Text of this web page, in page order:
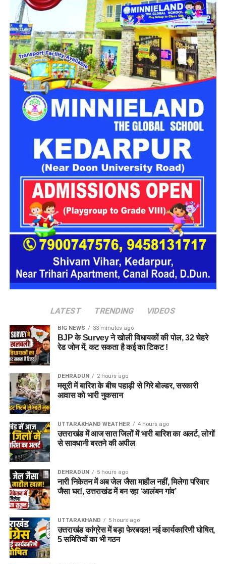
नारी निकेतन में रहने वाली महिलाओं और बच्चों को सुरक्षित माहौल के साथ-
साथ घर जैसा अपनापन और स्वतंत्रता देना है।
उत्तराखंड में बन रहा ‘आलंबन गांव’
महिला सशक्तिकरण एवं बाल विकास विभागके निदेशक आईएएस बंशीलाल
राणा के मुताबिक, नारी निकेतन में आने वाली कई महिलाएं और बच्चे खुद को
एक बंद संस्थान या जेल जैसी जगह पर महसूस करते हैं। यही वजह है कि
कई बार बच्चे वहां से निकलने या भागने की कोशिश तक करने लगते हैं।
इसी समस्या को ध्यान में रखते हुए विभाग अब ऐसा इंफ्रास्ट्रक्चर तैयार
करने की दिशा में काम कर रहा है, जहां रहने वाले लोगों को संस्थागत माहौल
के बजाय परिवार जैसा वातावरण मिल सके।
16 घरों में मिलेगा परिवार जैसा माहौल
प्रस्तावित आलंबन गांव में कॉटेज और छोटे घर विकसित किए जाएंगे। यहां
एक परिवार की तर्ज पर लोगों को रखा जाएगा। योजना के मुताबिक, एक
यूनिट में करीब दो महिलाएं, चार बच्चे और एक किशोरी को शामिल किया
जाएगा। इस तरह उन्हें एक परिवार की तरह साथ रहने का अवसर मिलेगा।
हर यूनिट में अलग किचन जैसी सुविधाएं भी होंगी, ताकि वहां रहने वाली
महिलाओं और बच्चों को रोजमर्रा के जीवन में ज्यादा स्वतंत्रता और जिम्मेदारी
का अनुभव हो सके। प्रस्तावित परिसर में कुल 16 घर विकसित किए
जाएंगे, जिनमें करीब 88 लोगों के रहने की व्यवस्था होगी।
जेल नहीं, रेजिडेंशियल कॉम्प्लेक्स जैसा
होगा माहौल
आलंबन गांव की सबसे खास बात यही होगी कि यहां रहने वाली महिलाओं
और बच्चों को यह महसूस न हो कि वे किसी जेल या बंद संस्थान में रह रहे
हैं। इसके बजाय पूरा परिसर एक रेजिडेंशियल कॉम्प्लेक्स की तरह विकसित
किया जाएगा, जहां सुरक्षा के साथ रहने, पढ़ाई, दैनिक जीवन और सामाजिक
विकास से जुड़ी सुविधाएं उपलब्ध होंगी।
परिसर को आधुनिक सुविधाओं से लैस करने की योजना है। यहां आंगनबाड़ी
LATEST TRENDING VIDEOS
BIG NEWS 33 minutes ago
BJP के Survey ने खोली विधायकों की पोल, 32 चेहरे
रेड जोन में, कट सकता है कई का टिकट !
DEHRADUN 2 hours ago
मसूरी में बारिश के बीच पहाड़ी से गिरे बोल्डर, सरकारी
आवास को भारी नुकसान
UTTARAKHAND WEATHER 4 hours ago
उत्तराखंड में आज सात जिलों में भारी बारिश का अलर्ट, लोगों
से सावधानी बरतने की अपील
DEHRADUN 5 hours ago
नारी निकेतन में अब जेल जैसा माहौल नहीं, मिलेगा परिवार
जैसा घर!, उत्तराखंड में बन रहा ‘आलंबन गांव’
UTTARAKHAND 5 hours ago
उत्तराखंड कांग्रेस में बड़ा फेरबदल! नई कार्यकारिणी घोषित,
5 समितियों का भी गठन